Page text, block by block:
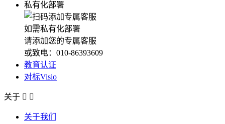
私有化部署
如需私有化部署
请添加您的专属客服
或致电：010-86393609
教育认证
对标Visio
关于  
关于我们